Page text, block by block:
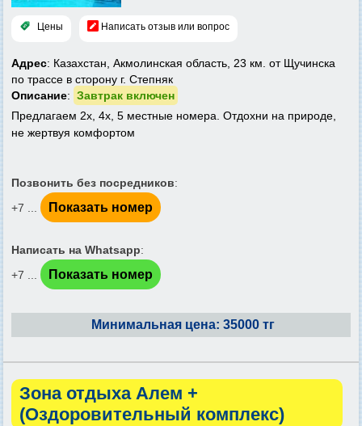
Цены Написать отзыв или вопрос
Адрес: Казахстан, Акмолинская область, 23 км. от Щучинска
по трассе в сторону г. Степняк
Описание: Завтрак включен
Предлагаем 2х, 4х, 5 местные номера. Отдохни на природе,
не жертвуя комфортом
Позвонить без посредников:
+7 ...
Показать номер
Написать на Whatsapp:
+7 ...
Показать номер
Минимальная цена: 35000 тг
Зона отдыха Алем +
(Оздоровительный комплекс)